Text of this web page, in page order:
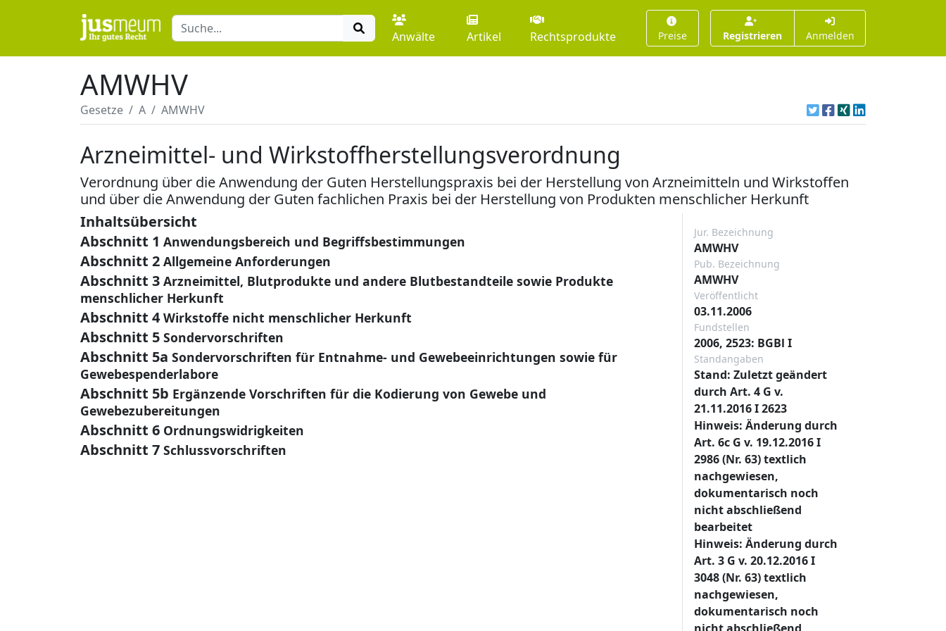
Anwälte Artikel Rechtsprodukte Preise Registrieren Anmelden
AMWHV
Gesetze A AMWHV
Arzneimittel- und Wirkstoffherstellungsverordnung
Verordnung über die Anwendung der Guten Herstellungspraxis bei der Herstellung von Arzneimitteln und Wirkstoffen
und über die Anwendung der Guten fachlichen Praxis bei der Herstellung von Produkten menschlicher Herkunft
Inhaltsübersicht
Abschnitt 1 Anwendungsbereich und Begriffsbestimmungen
Abschnitt 2 Allgemeine Anforderungen
Abschnitt 3 Arzneimittel, Blutprodukte und andere Blutbestandteile sowie Produkte
menschlicher Herkunft
Abschnitt 4 Wirkstoffe nicht menschlicher Herkunft
Abschnitt 5 Sondervorschriften
Abschnitt 5a Sondervorschriften für Entnahme- und Gewebeeinrichtungen sowie für
Gewebespenderlabore
Abschnitt 5b Ergänzende Vorschriften für die Kodierung von Gewebe und
Gewebezubereitungen
Abschnitt 6 Ordnungswidrigkeiten
Abschnitt 7 Schlussvorschriften
Jur. Bezeichnung
AMWHV
Pub. Bezeichnung
AMWHV
Veröffentlicht
03.11.2006
Fundstellen
2006, 2523: BGBl I
Standangaben
Stand: Zuletzt geändert
durch Art. 4 G v.
21.11.2016 I 2623
Hinweis: Änderung durch
Art. 6c G v. 19.12.2016 I
2986 (Nr. 63) textlich
nachgewiesen,
dokumentarisch noch
nicht abschließend
bearbeitet
Hinweis: Änderung durch
Art. 3 G v. 20.12.2016 I
3048 (Nr. 63) textlich
nachgewiesen,
dokumentarisch noch